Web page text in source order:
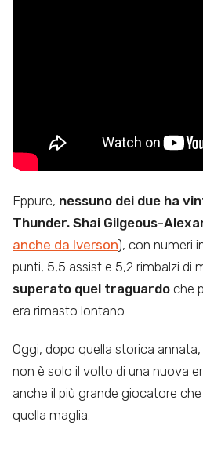
Eppure, nessuno dei due ha
Thunder. Shai Gilgeous-
anche da Iverson), con numeri
punti, 5,5 assist e 5,2 rimbalzi di
superato quel traguardo che
era rimasto lontano.
Oggi, dopo quella storica
non è solo il volto di una nuova
anche il più grande giocatore
quella maglia.